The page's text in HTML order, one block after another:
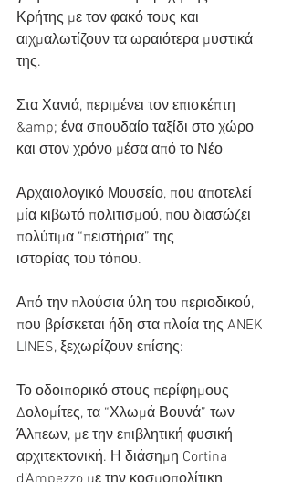
Κρήτης με τον φακό τους και
αιχμαλωτίζουν τα ωραιότερα μυστικά
της.
Στα Χανιά, περιμένει τον επισκέπτη
&amp; ένα σπουδαίο ταξίδι στο χώρο
και στον χρόνο μέσα από το Νέο
Αρχαιολογικό Μουσείο, που αποτελεί
μία κιβωτό πολιτισμού, που διασώζει
πολύτιμα “πειστήρια” της
ιστορίας του τόπου.
Από την πλούσια ύλη του περιοδικού,
που βρίσκεται ήδη στα πλοία της ANEK
LINES, ξεχωρίζουν επίσης:
Το οδοιπορικό στους περίφημους
Δολομίτες, τα “Χλωμά Βουνά” των
Άλπεων, με την επιβλητική φυσική
αρχιτεκτονική. Η διάσημη Cortina